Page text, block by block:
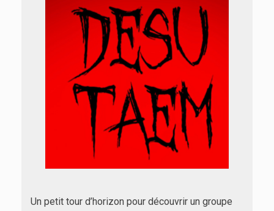
Un petit tour d’horizon pour découvrir un groupe